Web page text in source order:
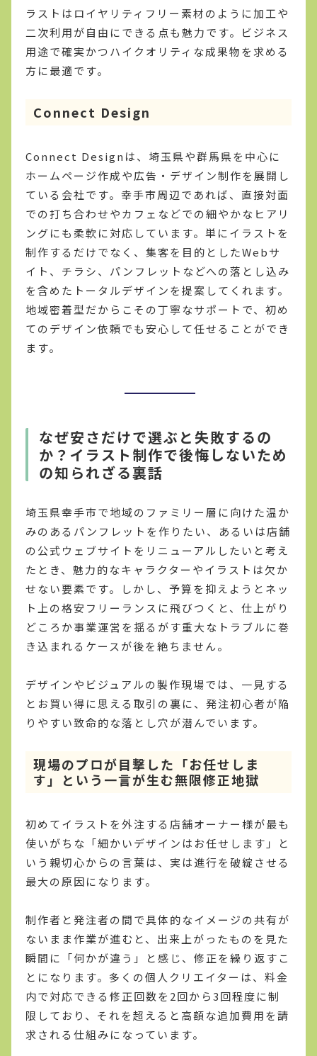
ラストはロイヤリティフリー素材のように加工や
二次利用が自由にできる点も魅力です。ビジネス
用途で確実かつハイクオリティな成果物を求める
方に最適です。
Connect Design
Connect Designは、埼玉県や群馬県を中心に
ホームページ作成や広告・デザイン制作を展開し
ている会社です。幸手市周辺であれば、直接対面
での打ち合わせやカフェなどでの細やかなヒアリ
ングにも柔軟に対応しています。単にイラストを
制作するだけでなく、集客を目的としたWebサ
イト、チラシ、パンフレットなどへの落とし込み
を含めたトータルデザインを提案してくれます。
地域密着型だからこその丁寧なサポートで、初め
てのデザイン依頼でも安心して任せることができ
ます。
なぜ安さだけで選ぶと失敗するの
か？イラスト制作で後悔しないため
の知られざる裏話
埼玉県幸手市で地域のファミリー層に向けた温か
みのあるパンフレットを作りたい、あるいは店舗
の公式ウェブサイトをリニューアルしたいと考え
たとき、魅力的なキャラクターやイラストは欠か
せない要素です。しかし、予算を抑えようとネッ
ト上の格安フリーランスに飛びつくと、仕上がり
どころか事業運営を揺るがす重大なトラブルに巻
き込まれるケースが後を絶ちません。
デザインやビジュアルの製作現場では、一見する
とお買い得に思える取引の裏に、発注初心者が陥
りやすい致命的な落とし穴が潜んでいます。
現場のプロが目撃した「お任せしま
す」という一言が生む無限修正地獄
初めてイラストを外注する店舗オーナー様が最も
使いがちな「細かいデザインはお任せします」と
いう親切心からの言葉は、実は進行を破綻させる
最大の原因になります。
制作者と発注者の間で具体的なイメージの共有が
ないまま作業が進むと、出来上がったものを見た
瞬間に「何かが違う」と感じ、修正を繰り返すこ
とになります。多くの個人クリエイターは、料金
内で対応できる修正回数を2回から3回程度に制
限しており、それを超えると高額な追加費用を請
求される仕組みになっています。